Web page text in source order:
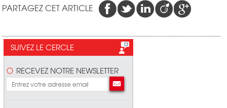
PARTAGEZ CET ARTICLE
SUIVEZ LE CERCLE
RECEVEZ NOTRE NEWSLETTER